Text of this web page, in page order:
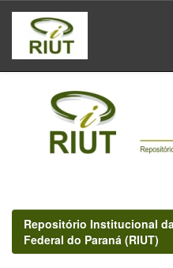
Skip
navigation
Repositório Institucional
Federal do Paraná (RIUT)